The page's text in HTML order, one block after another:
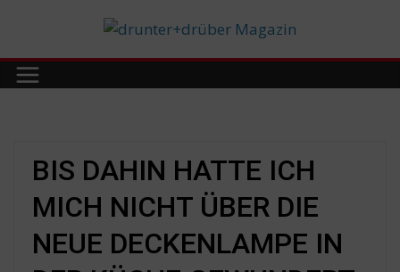
content
BIS DAHIN HATTE ICH
MICH NICHT ÜBER DIE
NEUE DECKENLAMPE IN